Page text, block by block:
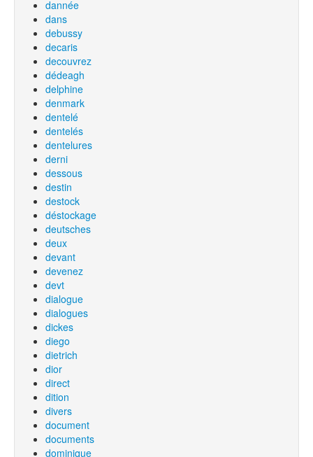
dannée
dans
debussy
decaris
decouvrez
dédeagh
delphine
denmark
dentelé
dentelés
dentelures
derni
dessous
destin
destock
déstockage
deutsches
deux
devant
devenez
devt
dialogue
dialogues
dickes
diego
dietrich
dior
direct
dition
divers
document
documents
dominique